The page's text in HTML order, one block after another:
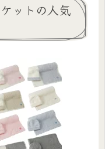
ットの人気